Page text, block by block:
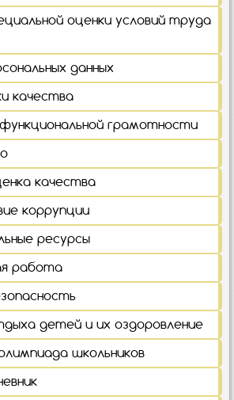
оценки условий труда
данных
качества
грамотности
качества
коррупции
ресурсы
работа
детей и их оздоровление
школьников